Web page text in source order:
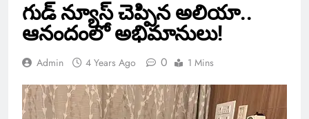
గుడ్ న్యూస్ చెప్పిన అలియా..
ఆనందంలో అభిమానులు!
Admin 4 Years Ago 0 1 Mins